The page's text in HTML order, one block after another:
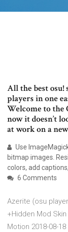
All the best
players in one
Welcome to the
now it doesn’t
at work on a new
Use
bitmap images.
colors, add
6 Comments
Azerite (osu
+Hidden Mod Skin
Motion 2018-08-